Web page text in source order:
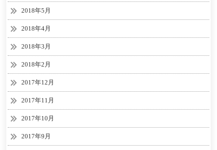
2018年5月
2018年4月
2018年3月
2018年2月
2017年12月
2017年11月
2017年10月
2017年9月